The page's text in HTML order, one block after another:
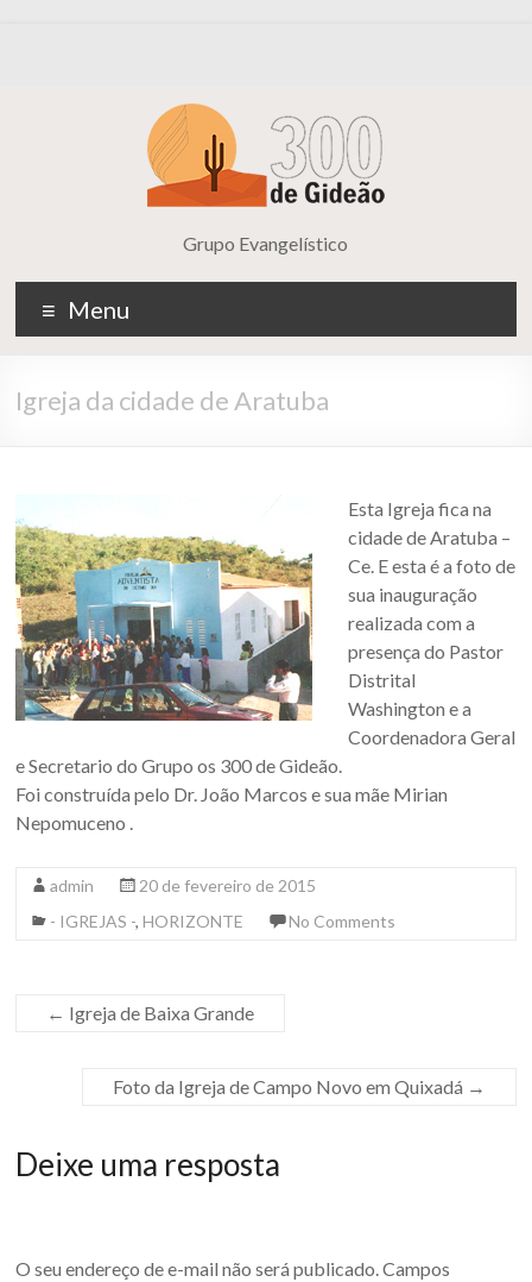
Grupo Evangelístico
Menu
Igreja da cidade de Aratuba
Esta Igreja fica na
cidade de Aratuba –
Ce. E esta é a foto de
sua inauguração
realizada com a
presença do Pastor
Distrital
Washington e a
Coordenadora Geral
e Secretario do Grupo os 300 de Gideão.
Foi construída pelo Dr. João Marcos e sua mãe Mirian
Nepomuceno .
admin
20 de fevereiro de 2015
- IGREJAS -,HORIZONTE No Comments
← Igreja de Baixa Grande
Foto da Igreja de Campo Novo em Quixadá →
Deixe uma resposta
O seu endereço de e-mail não será publicado.Campos